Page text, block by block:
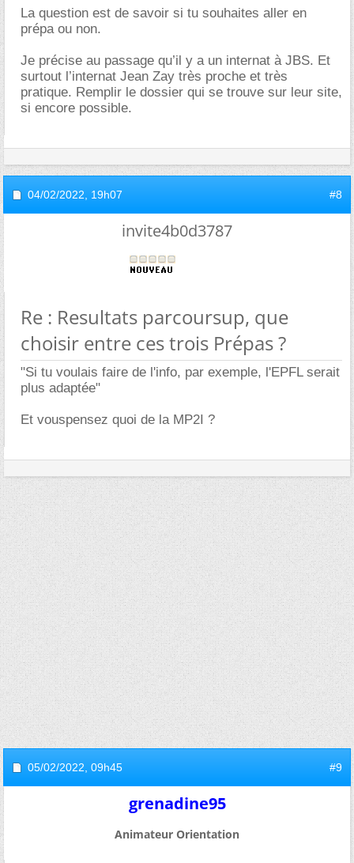
La question est de savoir si tu souhaites aller en
prépa ou non.
Je précise au passage qu’il y a un internat à JBS. Et
surtout l’internat Jean Zay très proche et très
pratique. Remplir le dossier qui se trouve sur leur site,
si encore possible.
04/02/2022, 19h07 #8
invite4b0d3787
Re : Resultats parcoursup, que
choisir entre ces trois Prépas ?
"Si tu voulais faire de l'info, par exemple, l'EPFL serait
plus adaptée"
Et vouspensez quoi de la MP2I ?
05/02/2022, 09h45 #9
grenadine95
Animateur Orientation